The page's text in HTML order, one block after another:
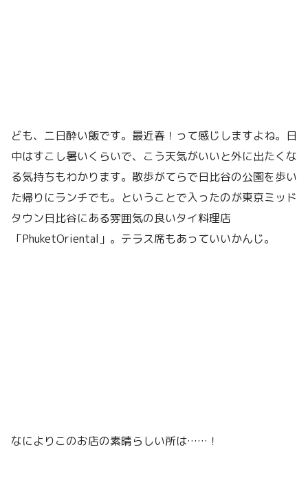
ども、二日酔い飯です。最近春！って感じしますよね。日
中はすこし暑いくらいで、こう天気がいいと外に出たくな
る気持ちもわかります。散歩がてらで日比谷の公園を歩い
た帰りにランチでも。ということで入ったのが東京ミッド
タウン日比谷にある雰囲気の良いタイ料理店
「PhuketOriental」。テラス席もあっていいかんじ。
なによりこのお店の素晴らしい所は……！